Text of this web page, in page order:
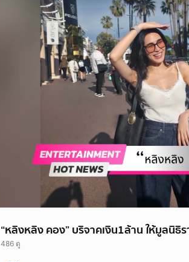
“หลิงหลิง คอง” บริจาคเงิน1ล้าน ให้มูลนิ
486 ดู